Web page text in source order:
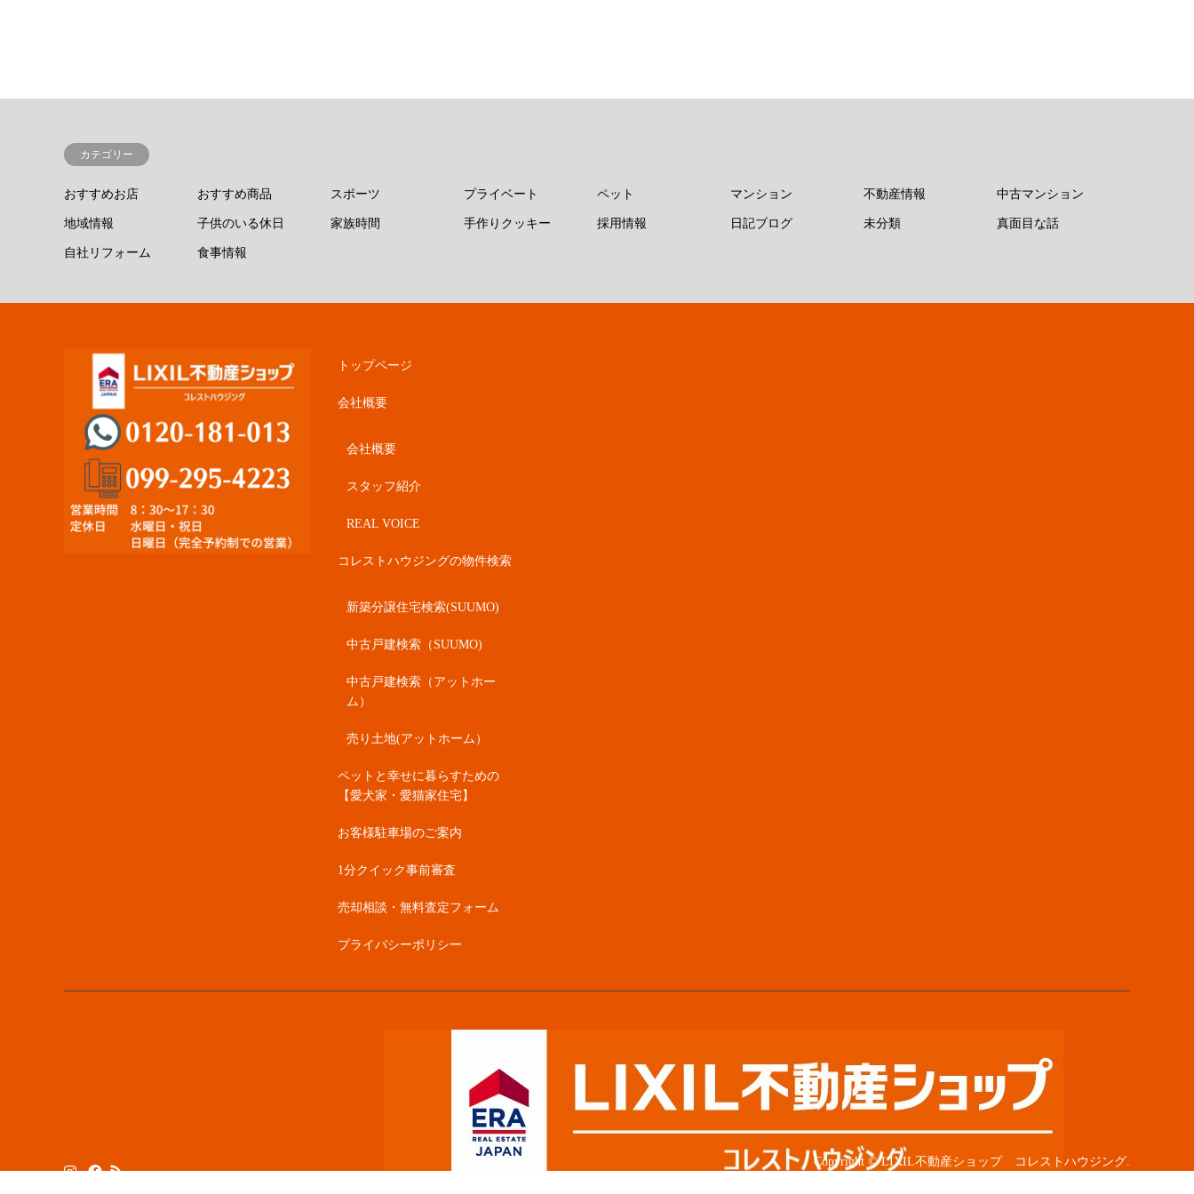
カテゴリー
おすすめお店 おすすめ商品 スポーツ プライベート ペット マンション 不動産情報 中古マンション
地域情報 子供のいる休日 家族時間 手作りクッキー 採用情報 日記ブログ 未分類 真面目な話
自社リフォーム 食事情報
トップページ
会社概要
会社概要
スタッフ紹介
REAL VOICE
コレストハウジングの物件検索
新築分譲住宅検索(SUUMO)
中古戸建検索（SUUMO)
中古戸建検索（アットホー
ム）
売り土地(アットホーム）
ペットと幸せに暮らすための
【愛犬家・愛猫家住宅】
お客様駐車場のご案内
1分クイック事前審査
売却相談・無料査定フォーム
プライバシーポリシー
Copyright ©LIXIL不動産ショップ コレストハウジング.